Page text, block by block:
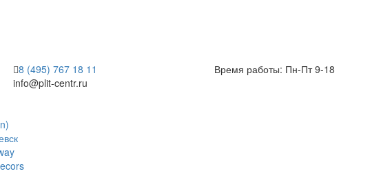
8 (495) 767 18 11
info@plit-centr.ru
Время работы: Пн-Пт 9-18